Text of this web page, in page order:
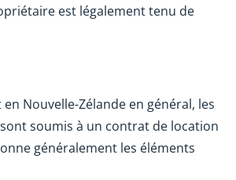
est légalement tenu de
Nouvelle-Zélande en général, les
soumis à un contrat de location
généralement les éléments